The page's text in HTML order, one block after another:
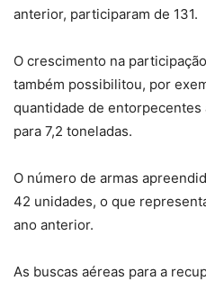
anterior, participaram de 131.
O crescimento na
também possibilitou, por
quantidade de
para 7,2 toneladas.
O número de armas
42 unidades, o que
ano anterior.
As buscas aéreas para a